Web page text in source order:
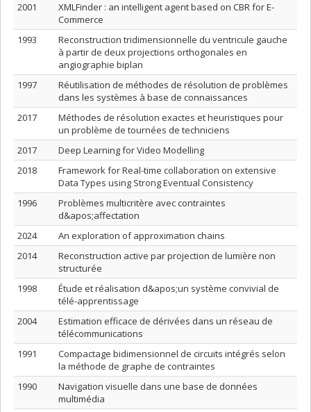
2001
XMLFinder : an intelligent agent based on CBR for E-
Commerce
1993
Reconstruction tridimensionnelle du ventricule gauche
à partir de deux projections orthogonales en
angiographie biplan
1997
Réutilisation de méthodes de résolution de problèmes
dans les systèmes à base de connaissances
2017
Méthodes de résolution exactes et heuristiques pour
un problème de tournées de techniciens
2017
Deep Learning for Video Modelling
2018
Framework for Real-time collaboration on extensive
Data Types using Strong Eventual Consistency
1996
Problèmes multicritère avec contraintes
d&apos;affectation
2024
An exploration of approximation chains
2014
Reconstruction active par projection de lumière non
structurée
1998
Étude et réalisation d&apos;un système convivial de
télé-apprentissage
2004
Estimation efficace de dérivées dans un réseau de
télécommunications
1991
Compactage bidimensionnel de circuits intégrés selon
la méthode de graphe de contraintes
1990
Navigation visuelle dans une base de données
multimédia